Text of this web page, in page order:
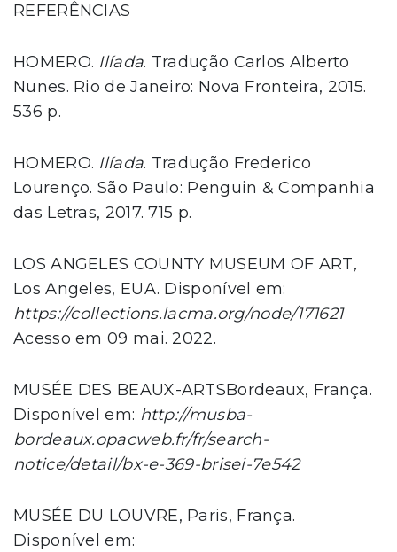
REFERÊNCIAS
HOMERO. Ilíada. Tradução Carlos Alberto
Nunes. Rio de Janeiro: Nova Fronteira, 2015.
536 p.
HOMERO. Ilíada. Tradução Frederico
Lourenço. São Paulo: Penguin & Companhia
das Letras, 2017. 715 p.
LOS ANGELES COUNTY MUSEUM OF ART,
Los Angeles, EUA. Disponível em:
https://collections.lacma.org/node/171621
Acesso em 09 mai. 2022.
MUSÉE DES BEAUX-ARTSBordeaux, França.
Disponível em: http://musba-
bordeaux.opacweb.fr/fr/search-
notice/detail/bx-e-369-brisei-7e542
MUSÉE DU LOUVRE, Paris, França.
Disponível em: